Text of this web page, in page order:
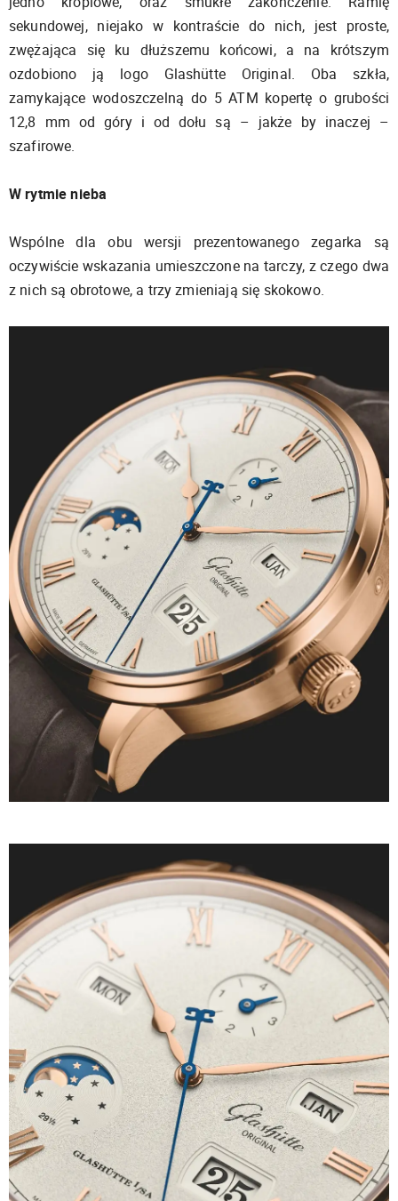
sekundowej, niejako w kontraście do nich, jest proste,
zwężająca się ku dłuższemu końcowi, a na krótszym
ozdobiono ją logo Glashütte Original. Oba szkła,
zamykające wodoszczelną do 5 ATM kopertę o grubości
12,8 mm od góry i od dołu są – jakże by inaczej –
szafirowe.
W rytmie nieba
Wspólne dla obu wersji prezentowanego zegarka są
oczywiście wskazania umieszczone na tarczy, z czego dwa
z nich są obrotowe, a trzy zmieniają się skokowo.